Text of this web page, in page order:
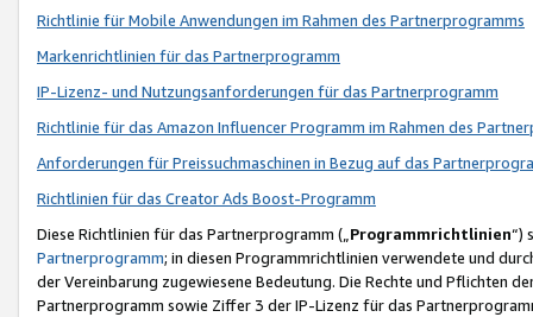
Richtlinie für Mobile Anwendungen im Rahmen des Partnerprogramms
Markenrichtlinien für das Partnerprogramm
IP-Lizenz- und Nutzungsanforderungen für das Partnerprogramm
Richtlinie für das Amazon Influencer Programm im Rahmen des
Anforderungen für Preissuchmaschinen in Bezug auf das
Richtlinien für das Creator Ads Boost-Programm
Diese Richtlinien für das Partnerprogramm („Programmrichtlinien“)
Partnerprogramm; in diesen Programmrichtlinien verwendete und
der Vereinbarung zugewiesene Bedeutung. Die Rechte und Pflichten
Partnerprogramm sowie Ziffer 3 der IP-Lizenz für das